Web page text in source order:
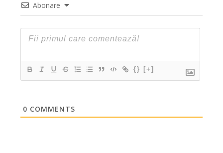
Abonare
{} [+]
0 COMMENTS